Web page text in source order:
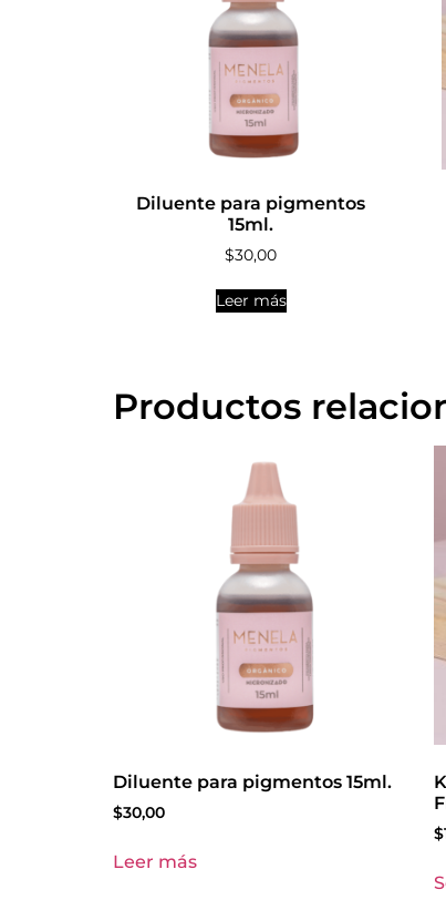
Diluente para pigmentos
15ml.
$30,00
Leer más
Productos
Diluente para pigmentos 15ml.
$30,00
Leer más
$